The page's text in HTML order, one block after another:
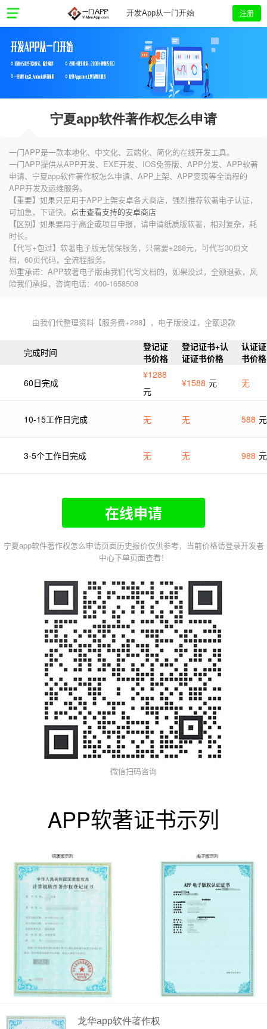
开发App从一门开始 注册
宁夏app软件著作权怎么申请
一门APP是一款本地化、中文化、云端化、简化的在线开发工具。
一门APP提供从APP开发、EXE开发、IOS免签版、APP分发、APP软著
申请、宁夏app软件著作权怎么申请、APP上架、APP变现等全流程的
APP开发及运维服务。
【重要】如果只是用于APP上架安卓各大商店，强烈推荐软著电子认证，
可加急，下证快。 点击查看支持的安卓商店
【区别】如果要用于高企或项目申报，请申请纸质版软著，相对复杂，耗
时长。
【代写+包过】软著电子版无忧保服务，只需要+288元，可代写30页文
档，60页代码，全流程服务。
郑重承诺：APP软著电子版由我们代写文档的，如果没过，全额退款，风
险我们承担，咨询电话：400-1658508
由我们代整理资料【服务费+288】，电子版没过，全额退款
完成时间
登记证
书价格
登记证书+认
证证书价格
认证证
书价格
60日完成
¥1288
元
¥1588 元 无
10-15工作日完成 无 无 588 元
3-5个工作日完成 无 无 988 元
在线申请
宁夏app软件著作权怎么申请页面历史报价仅供参考，当前价格请登录开发者
中心下单页面查看！
微信扫码咨询
APP软著证书示列
龙华app软件著作权